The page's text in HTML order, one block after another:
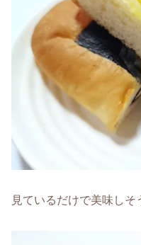
見ているだけで美味しそ